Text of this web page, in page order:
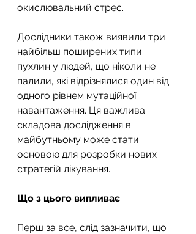
окислювальний стрес.
Дослідники також виявили три
найбільш поширених типи
пухлин у людей, що ніколи не
палили, які відрізнялися один від
одного рівнем мутаційної
навантаження. Ця важлива
складова дослідження в
майбутньому може стати
основою для розробки нових
стратегій лікування.
Що з цього випливає
Перш за все, слід зазначити, що